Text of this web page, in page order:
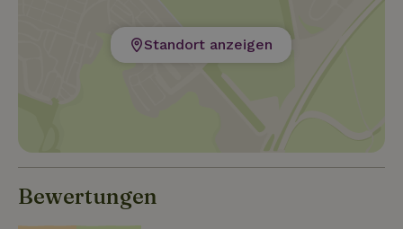
Standort anzeigen
Bewertungen